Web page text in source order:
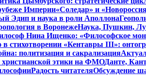
Империи«Соледар» и
Эдип и наука в роли Аполлона
в ВоронежеНаука, Пушкин,
Нина Ищенко: «Философское
в стихотворении «Кентавры III»:
политизация и сакрализация
этики на ФМОДанте,
Радость читателяОбсуждение